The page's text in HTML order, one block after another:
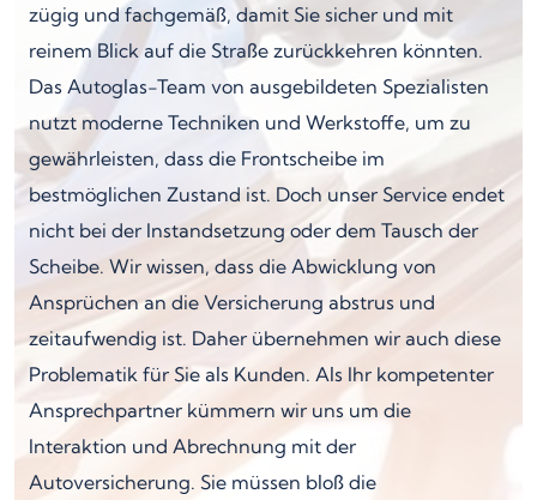
zügig und fachgemäß, damit Sie sicher und mit
reinem Blick auf die Straße zurückkehren könnten.
Das Autoglas-Team von ausgebildeten Spezialisten
nutzt moderne Techniken und Werkstoffe, um zu
gewährleisten, dass die Frontscheibe im
bestmöglichen Zustand ist. Doch unser Service endet
nicht bei der Instandsetzung oder dem Tausch der
Scheibe. Wir wissen, dass die Abwicklung von
Ansprüchen an die Versicherung abstrus und
zeitaufwendig ist. Daher übernehmen wir auch diese
Problematik für Sie als Kunden. Als Ihr kompetenter
Ansprechpartner kümmern wir uns um die
Interaktion und Abrechnung mit der
Autoversicherung. Sie müssen bloß die